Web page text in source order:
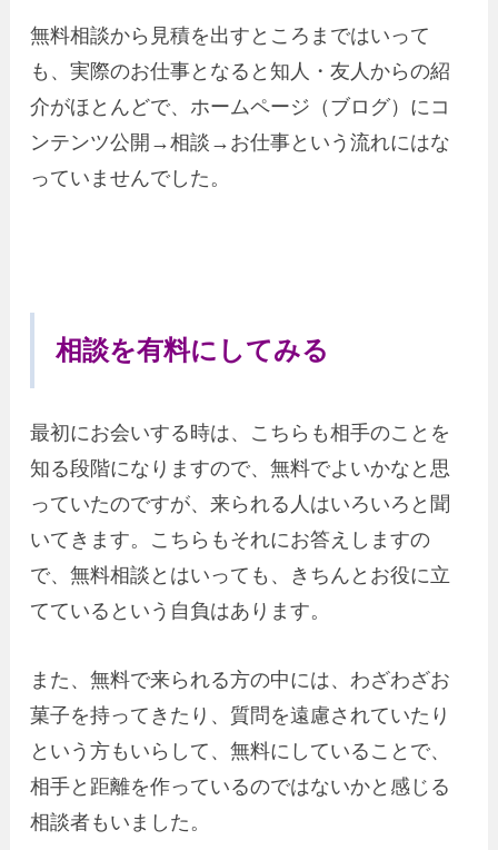
無料相談から見積を出すところまではいって
も、実際のお仕事となると知人・友人からの紹
介がほとんどで、ホームページ（ブログ）にコ
ンテンツ公開→相談→お仕事という流れにはな
っていませんでした。
相談を有料にしてみる
最初にお会いする時は、こちらも相手のことを
知る段階になりますので、無料でよいかなと思
っていたのですが、来られる人はいろいろと聞
いてきます。こちらもそれにお答えしますの
で、無料相談とはいっても、きちんとお役に立
てているという自負はあります。
また、無料で来られる方の中には、わざわざお
菓子を持ってきたり、質問を遠慮されていたり
という方もいらして、無料にしていることで、
相手と距離を作っているのではないかと感じる
相談者もいました。